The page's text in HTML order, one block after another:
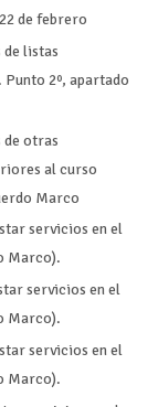
de febrero
de listas
2º, apartado
de otras
al curso
Marco
servicios en el
Marco).
servicios en el
Marco).
servicios en el
Marco).